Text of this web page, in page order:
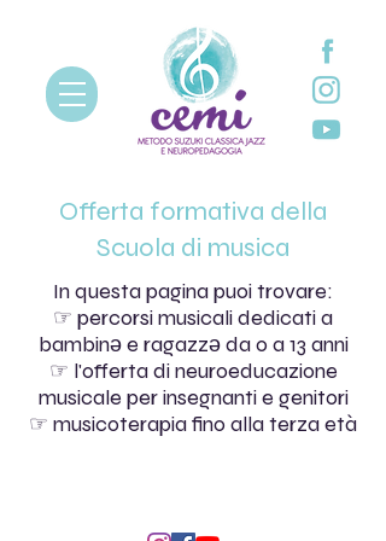
Offerta formativa della
Scuola di musica
In questa pagina puoi trovare:
☞ percorsi musicali dedicati a
bambinǝ e ragazzǝ da 0 a 13 anni
☞ l'offerta di neuroeducazione
musicale per insegnanti e genitori
☞ musicoterapia fino alla terza età